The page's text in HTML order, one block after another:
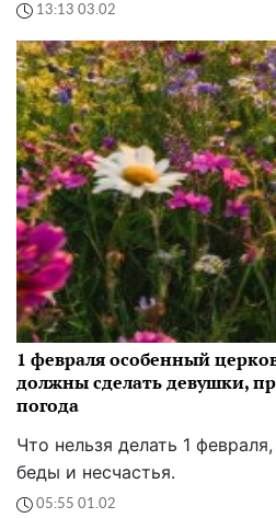
13:13 03.02
1 февраля особенный
должны сделать девушки,
погода
Что нельзя делать 1
беды и несчастья.
05:55 01.02